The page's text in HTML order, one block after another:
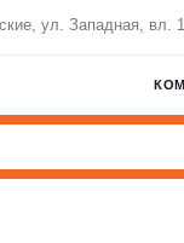
ул. Западная,